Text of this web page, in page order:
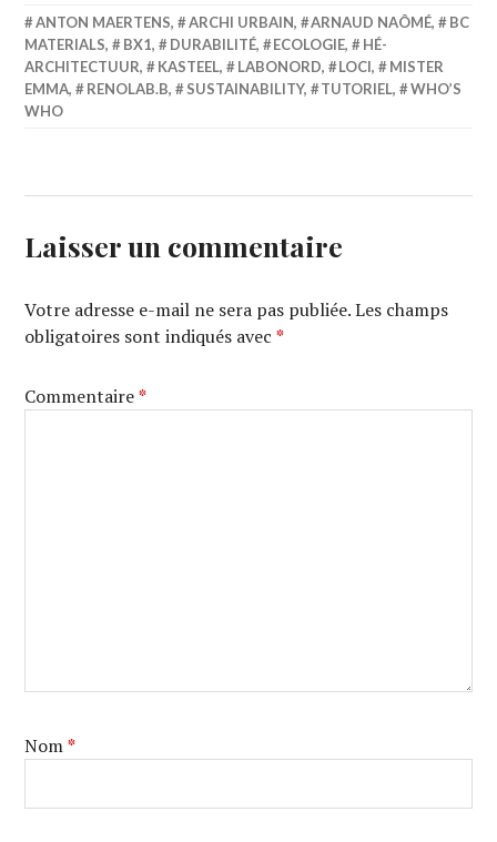
ANTON MAERTENS, ARCHI URBAIN, ARNAUD NAÔMÉ,
BC
MATERIALS, BX1, DURABILITÉ, ECOLOGIE,
HÉ-
ARCHITECTUUR, KASTEEL, LABONORD, LOCI,
MISTER
EMMA, RENOLAB.B, SUSTAINABILITY, TUTORIEL,
WHO’S
WHO
Laisser un commentaire
Votre adresse e-mail ne sera pas publiée. Les champs
obligatoires sont indiqués avec*
Commentaire*
Nom*